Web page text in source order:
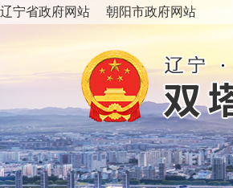
辽宁省政府网站 朝阳市政府网站